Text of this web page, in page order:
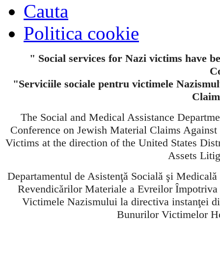
Cauta
Politica cookie
" Social services for Nazi victims have
"Serviciile sociale pentru victimele
The Social and Medical Assistance
Conference on Jewish Material Claims
Victims at the direction of the United States
Assets
Departamentul de Asistenţă Socială şi
Revendicărilor Materiale a Evreilor
Victimele Nazismului la directiva instanţei
Bunurilor Victimelor